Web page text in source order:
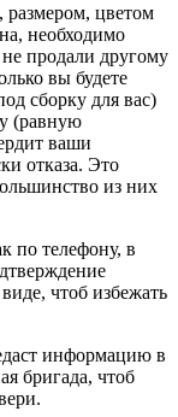
размером, цветом
необходимо
не продали другому
вы будете
сборку для вас)
(равную
ваши
отказа. Это
из них
по телефону, в
чтоб избежать
информацию в
бригада, чтоб